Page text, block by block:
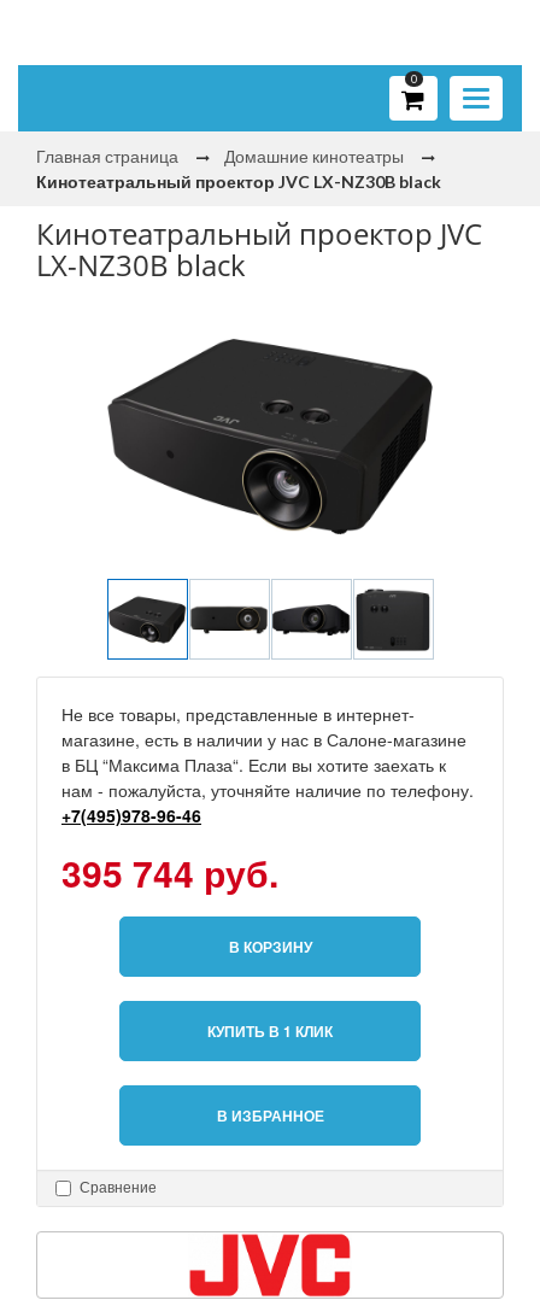
Toggle
0
Главная страница
Домашние кинотеатры
Кинотеатральный проектор JVC LX-NZ30B black
Кинотеатральный проектор JVC
LX-NZ30B black
Не все товары, представленные в интернет-
магазине, есть в наличии у нас в Салоне-магазине
в БЦ “Максима Плаза“. Если вы хотите заехать к
нам - пожалуйста, уточняйте наличие по телефону.
+7(495)978-96-46
395 744 руб.
В КОРЗИНУ
КУПИТЬ В 1 КЛИК
В ИЗБРАННОЕ
Сравнение